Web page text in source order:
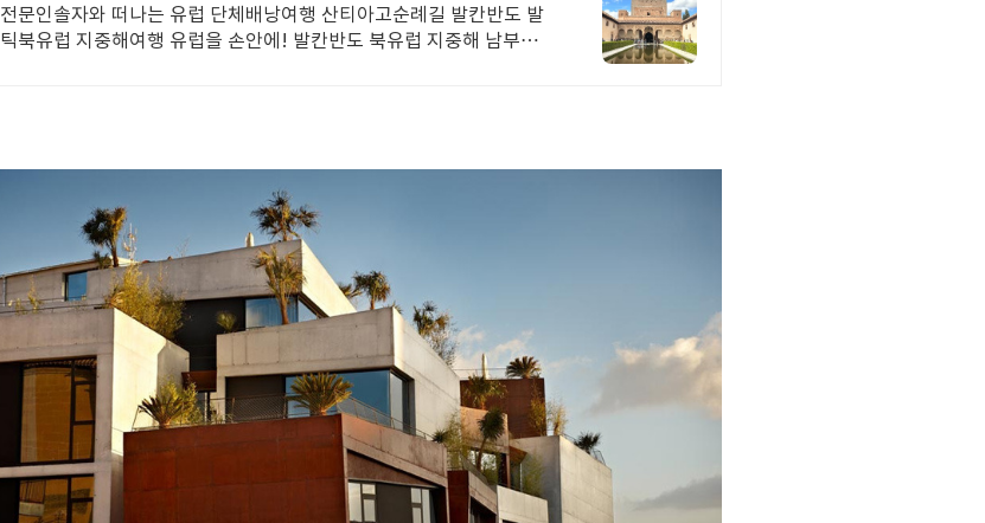
전문인솔자와 떠나는 유럽 단체배낭여행 산티아고순례길 발칸반도 발
틱북유럽 지중해여행 유럽을 손안에! 발칸반도 북유럽 지중해 남부유